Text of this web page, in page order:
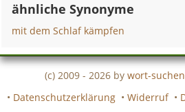
ähnliche Synonyme
mit dem Schlaf kämpfen
(c) 2009 - 2026 by wort-
• Datenschutzerklärung • Widerruf •